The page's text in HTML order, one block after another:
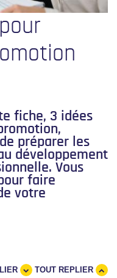
fiche, 3 idées
préparer les
développement
Vous
faire
votre
TOUT REPLIER